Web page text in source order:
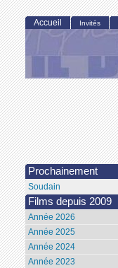
Accueil Invités
Prochainement
Soudain
Films depuis 2009
Année 2026
Année 2025
Année 2024
Année 2023